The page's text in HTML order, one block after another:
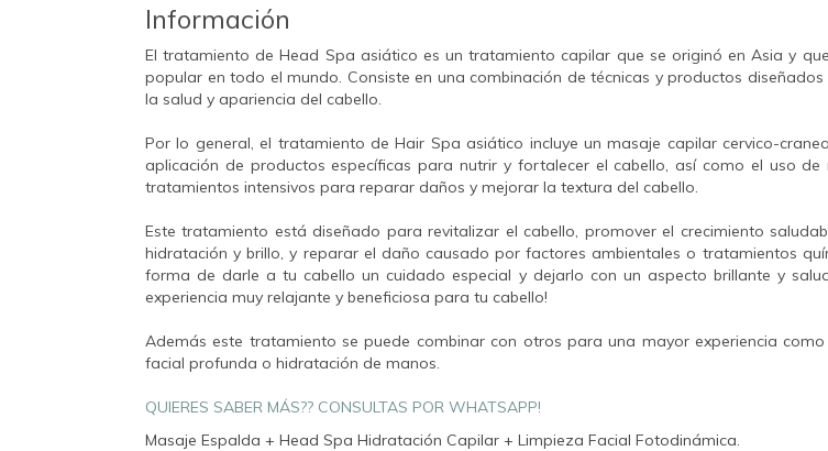
Información
El tratamiento de Head Spa asiático es un tratamiento capilar que se originó en Asia y
popular en todo el mundo. Consiste en una combinación de técnicas y productos
la salud y apariencia del cabello.
Por lo general, el tratamiento de Hair Spa asiático incluye un masaje capilar cervico-
aplicación de productos específicas para nutrir y fortalecer el cabello, así como el uso de
tratamientos intensivos para reparar daños y mejorar la textura del cabello.
Este tratamiento está diseñado para revitalizar el cabello, promover el crecimiento
hidratación y brillo, y reparar el daño causado por factores ambientales o tratamientos
forma de darle a tu cabello un cuidado especial y dejarlo con un aspecto brillante y
experiencia muy relajante y beneficiosa para tu cabello!
Además este tratamiento se puede combinar con otros para una mayor experiencia
facial profunda o hidratación de manos.
QUIERES SABER MÁS?? CONSULTAS POR WHATSAPP!
Masaje Espalda + Head Spa Hidratación Capilar + Limpieza Facial Fotodinámica.